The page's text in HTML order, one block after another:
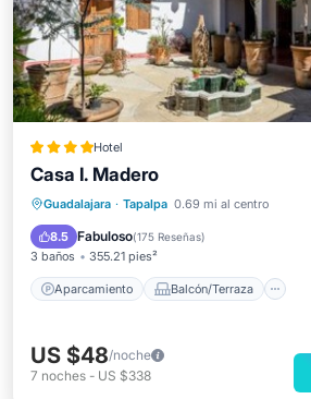
Hotel
Casa I. Madero
Guadalajara · Tapalpa 0.69 mi al centro
8.5 Fabuloso(175 Reseñas)
3 baños 355.21 pies²
Aparcamiento Balcón/Terraza
Aparcamiento
Balcón/Terraza
Vistas
Apto para niños
US $48/noche
7 noches - US $338